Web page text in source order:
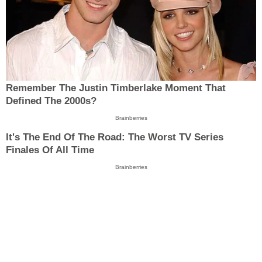
Remember The Justin Timberlake Moment That
Defined The 2000s?
Brainberries
It's The End Of The Road: The Worst TV Series
Finales Of All Time
Brainberries